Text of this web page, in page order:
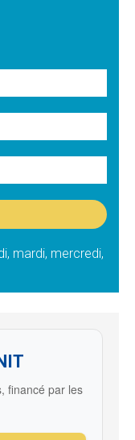
mardi, mercredi,
financé par les